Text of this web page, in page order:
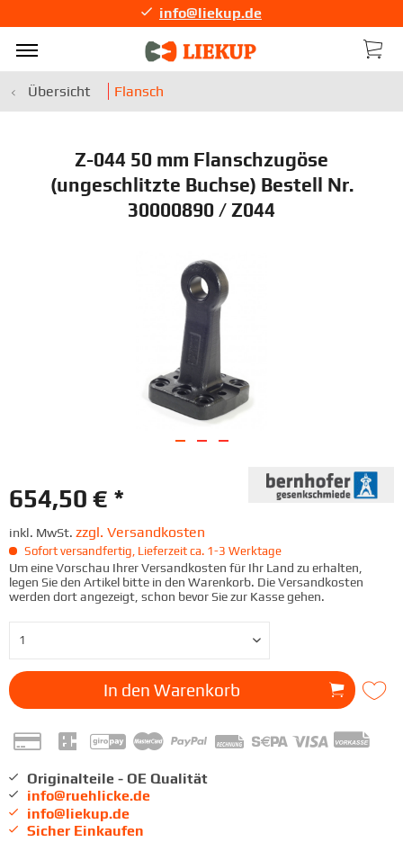
info@liekup.de
Übersicht Flansch
Z-044 50 mm Flanschzugöse
(ungeschlitzte Buchse) Bestell Nr.
30000890 / Z044
654,50 € *
inkl. MwSt. zzgl. Versandkosten
Sofort versandfertig, Lieferzeit ca. 1-3 Werktage
Um eine Vorschau Ihrer Versandkosten für Ihr Land zu erhalten,
legen Sie den Artikel bitte in den Warenkorb. Die Versandkosten
werden dort angezeigt, schon bevor Sie zur Kasse gehen.
In den Warenkorb
Originalteile - OE Qualität
info@ruehlicke.de
info@liekup.de
Sicher Einkaufen